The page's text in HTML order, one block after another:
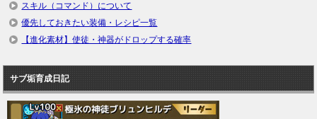
スキル（コマンド）について
優先しておきたい装備・レシピ一覧
【進化素材】使徒・神器がドロップする確率
サブ垢育成日記